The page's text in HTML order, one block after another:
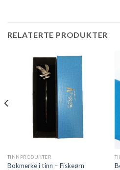
RELATERTE PRODUKTER
TINNPRODUKTER
Bokmerke i tinn – Fiskeørn